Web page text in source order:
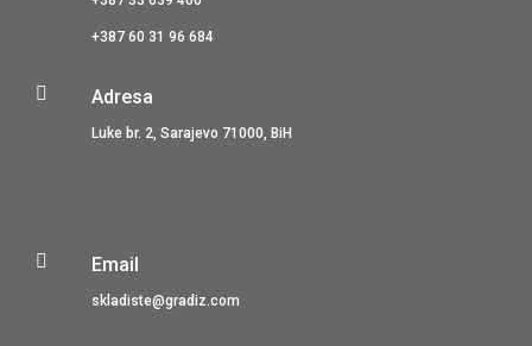
+387 60 31 96 684
 Adresa
Luke br. 2, Sarajevo 71000, BiH
 Email
skladiste@gradiz.com